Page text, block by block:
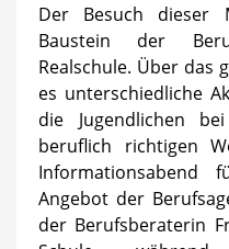
Der Besuch dieser
Baustein der
Realschule. Über das
es unterschiedliche
die Jugendlichen
beruflich richtigen
Angebot der
der Berufsberaterin